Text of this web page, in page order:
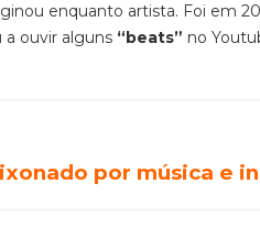
enquanto artista. Foi em
a ouvir alguns “beats” no
por música e